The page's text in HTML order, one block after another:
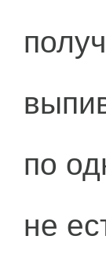
по
не